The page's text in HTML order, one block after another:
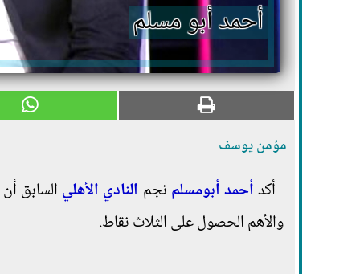
أحمد أبو مسلم
مؤمن يوسف
أكدأحمدأبومسلم نجم النادي الأهلي السابق
والأهم الحصول على الثلاث نقاط.